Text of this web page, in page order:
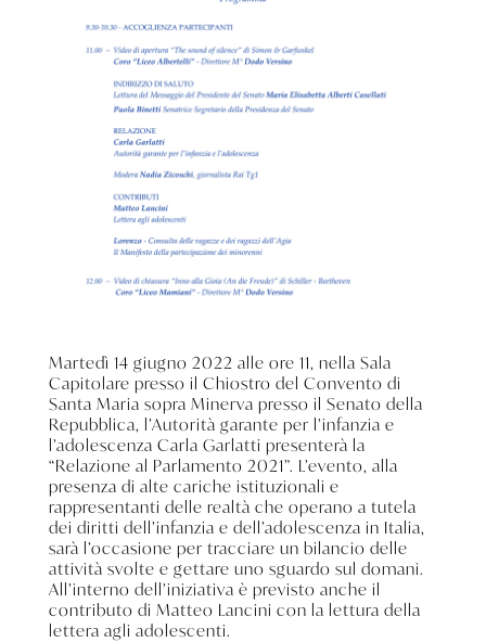
Martedì 14 giugno 2022 alle ore 11, nella Sala
Capitolare presso il Chiostro del Convento di
Santa Maria sopra Minerva presso il Senato della
Repubblica, l’Autorità garante per l’infanzia e
l’adolescenza Carla Garlatti presenterà la
“Relazione al Parlamento 2021”. L’evento, alla
presenza di alte cariche istituzionali e
rappresentanti delle realtà che operano a tutela
dei diritti dell’infanzia e dell’adolescenza in Italia,
sarà l’occasione per tracciare un bilancio delle
attività svolte e gettare uno sguardo sul domani.
All’interno dell’iniziativa è previsto anche il
contributo di Matteo Lancini con la lettura della
lettera agli adolescenti.